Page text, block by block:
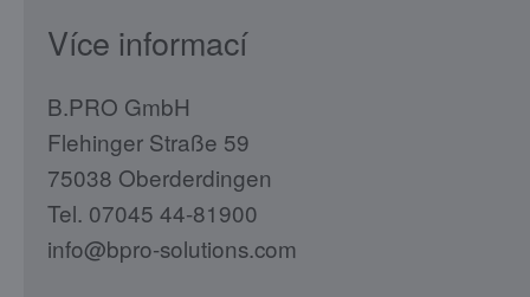
Více informací
B.PRO GmbH
Flehinger Straße 59
75038 Oberderdingen
Tel. 07045 44-81900
info@bpro-solutions.com